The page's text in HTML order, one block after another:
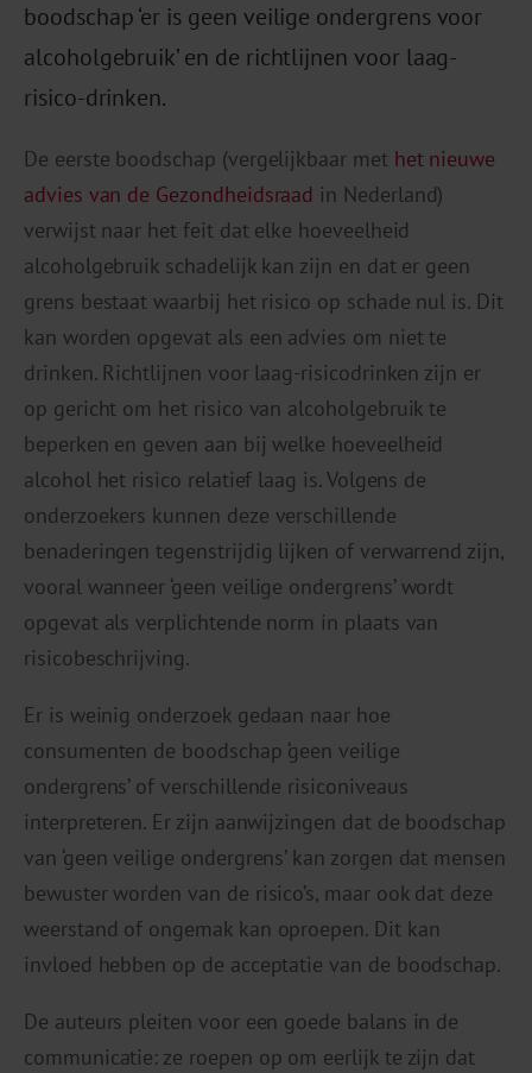
boodschap ‘er is geen veilige ondergrens voor
alcoholgebruik’ en de richtlijnen voor laag-
risico-drinken.
De eerste boodschap (vergelijkbaar met het nieuwe
advies van de Gezondheidsraad in Nederland)
verwijst naar het feit dat elke hoeveelheid
alcoholgebruik schadelijk kan zijn en dat er geen
grens bestaat waarbij het risico op schade nul is. Dit
kan worden opgevat als een advies om niet te
drinken. Richtlijnen voor laag-risicodrinken zijn er
op gericht om het risico van alcoholgebruik te
beperken en geven aan bij welke hoeveelheid
alcohol het risico relatief laag is. Volgens de
onderzoekers kunnen deze verschillende
benaderingen tegenstrijdig lijken of verwarrend zijn,
vooral wanneer ‘geen veilige ondergrens’ wordt
opgevat als verplichtende norm in plaats van
risicobeschrijving.
Er is weinig onderzoek gedaan naar hoe
consumenten de boodschap ‘geen veilige
ondergrens’ of verschillende risiconiveaus
interpreteren. Er zijn aanwijzingen dat de boodschap
van ‘geen veilige ondergrens’ kan zorgen dat mensen
bewuster worden van de risico’s, maar ook dat deze
weerstand of ongemak kan oproepen. Dit kan
invloed hebben op de acceptatie van de boodschap.
De auteurs pleiten voor een goede balans in de
communicatie: ze roepen op om eerlijk te zijn dat